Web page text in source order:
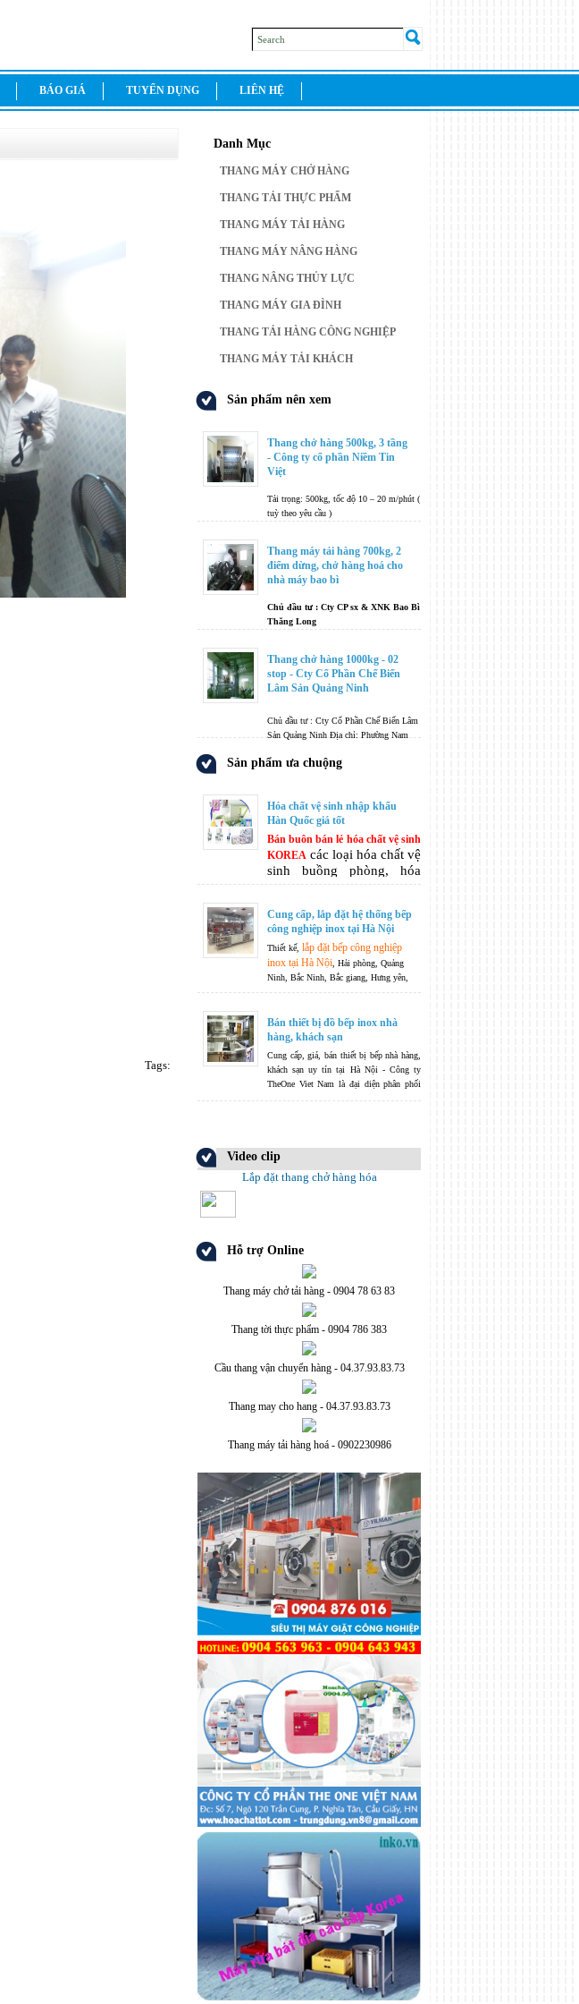
BÁO GIÁ TUYỂN DỤNG LIÊN HỆ
Tags:
Danh Mục
THANG MÁY CHỞ HÀNG
THANG TẢI THỰC PHẨM
THANG MÁY TẢI HÀNG
THANG MÁY NÂNG HÀNG
THANG NÂNG THỦY LỰC
THANG MÁY GIA ĐÌNH
THANG TẢI HÀNG CÔNG NGHIỆP
THANG MÁY TẢI KHÁCH
Sản phẩm nên xem
Thang chở hàng 500kg, 3 tầng
- Công ty cổ phần Niềm Tin
Việt
Tải trọng: 500kg, tốc độ 10 – 20 m/phút (
tuỳ theo yêu cầu )
Kích thước cabin : 1500x1500x1800 (mm)
Cửa tầng : 05 bộ, Cửa trượt lên xuống
Vật liệu thi công : 100% inox
Thang máy chở tải hàng hoá không kèm
Thang máy tải hàng 700kg, 2
điểm dừng, chở hàng hoá cho
nhà máy bao bì
Chủ đầu tư : Cty CP sx & XNK Bao Bì
Thăng Long
Từ Sơn, Bắc Ninh
Chủng loại: thang máy chở tải hàng hoá –
Thang thực phẩm – Thang nâng hàng
Tải trọng: 500kg, tốc độ 10 – 20 m/phút (
tuỳ theo yêu cầu )
Số điểm dừng: 2
Thang chở hàng 1000kg - 02
stop - Cty Cổ Phần Chế Biến
Lâm Sản Quảng Ninh
Chủ đầu tư : Cty Cổ Phần Chế Biến Lâm
Sản Quảng Ninh Địa chỉ: Phường Nam
công : Doanh
Sản phẩm ưa chuộng
Hóa chất vệ sinh nhập khẩu
Hàn Quốc giá tốt
Bán buôn bán lẻ hóa chất vệ sinh
KOREA các loại hóa chất vệ
sinh buồng phòng, hóa
chất vệ sinh khách sạn hóa
năng, hóa chất chăm sóc
vệ sinh cá nhân, ...
Cung cấp, lắp đặt hệ thống bếp
công nghiệp inox tại Hà Nội
Thiết kế, lắp đặt bếp công nghiệp
inox tại Hà Nội , Hải phòng, Quảng
Ninh, Bắc Ninh, Bắc giang, Hưng yên,
Nam Định, thái Bình, Thanh Hoá, Nghệ
là phương châm của chúng tôi -
TheOneJsc không chỉ dừng lại ở việc sản
xuất và phân phối, TheOneJsc còn nhận
thiết kế hệ thống các thiết bịbếp công
nghiệp
theo nguyện vọng và yêu cầu của
Bán thiết bị đồ bếp inox nhà
hàng, khách sạn
Cung cấp, giá, bán thiết bị bếp nhà hàng,
khách sạn uy tín tại Hà Nội - Công ty
TheOne Viet Nam là đại diện phân phối
Video clip
Lắp đặt thang chở hàng hóa
Hỗ trợ Online
Thang máy chở tải hàng - 0904 78 63 83
Thang tời thực phẩm - 0904 786 383
Cầu thang vận chuyển hàng - 04.37.93.83.73
Thang may cho hang - 04.37.93.83.73
Thang máy tải hàng hoá - 0902230986